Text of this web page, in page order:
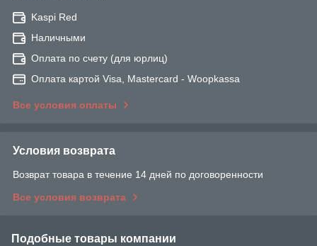
Kaspi Red
Наличными
Оплата по счету (для юрлиц)
Оплата картой Visa, Mastercard - Woopkassa
Все условия оплаты
Условия возврата
Возврат товара в течение 14 дней по договоренности
Все условия возврата
Подобные товары компании